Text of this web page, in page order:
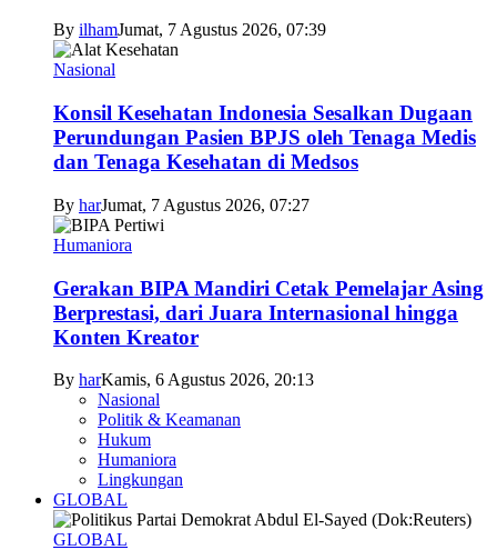
By ilhamJumat, 7 Agustus 2026, 07:39
Nasional
Konsil Kesehatan Indonesia Sesalkan Dugaan
Perundungan Pasien BPJS oleh Tenaga Medis
dan Tenaga Kesehatan di Medsos
By harJumat, 7 Agustus 2026, 07:27
Humaniora
Gerakan BIPA Mandiri Cetak Pemelajar Asing
Berprestasi, dari Juara Internasional hingga
Konten Kreator
By harKamis, 6 Agustus 2026, 20:13
Nasional
Politik & Keamanan
Hukum
Humaniora
Lingkungan
GLOBAL
GLOBAL